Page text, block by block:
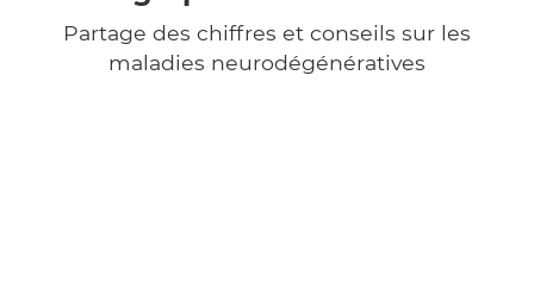
Partage des chiffres et conseils sur les
maladies neurodégénératives